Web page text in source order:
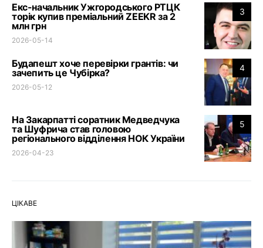
3
Екс-начальник Ужгородського РТЦК
торік купив преміальний ZEEKR за 2
млн грн
2026-05-14
4
Будапешт хоче перевірки грантів: чи
зачепить це Чубірка?
2026-05-12
5
На Закарпатті соратник Медведчука
та Шуфрича став головою
регіонального відділення НОК України
2026-04-23
ЦІКАВЕ